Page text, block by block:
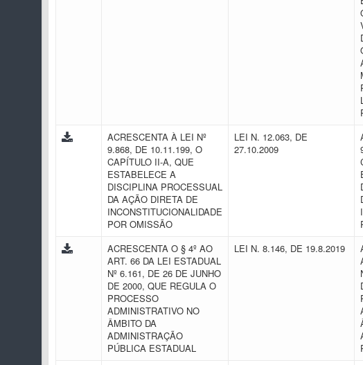
ACRESCENTA À LEI Nº
9.868, DE 10.11.199, O
CAPÍTULO II-A, QUE
ESTABELECE A
DISCIPLINA PROCESSUAL
DA AÇÃO DIRETA DE
INCONSTITUCIONALIDADE
POR OMISSÃO
LEI N. 12.063, DE
27.10.2009
ACRESCENTA O § 4º AO
ART. 66 DA LEI ESTADUAL
Nº 6.161, DE 26 DE JUNHO
DE 2000, QUE REGULA O
PROCESSO
ADMINISTRATIVO NO
ÂMBITO DA
ADMINISTRAÇÃO
PÚBLICA ESTADUAL
LEI N. 8.146, DE 19.8.2019